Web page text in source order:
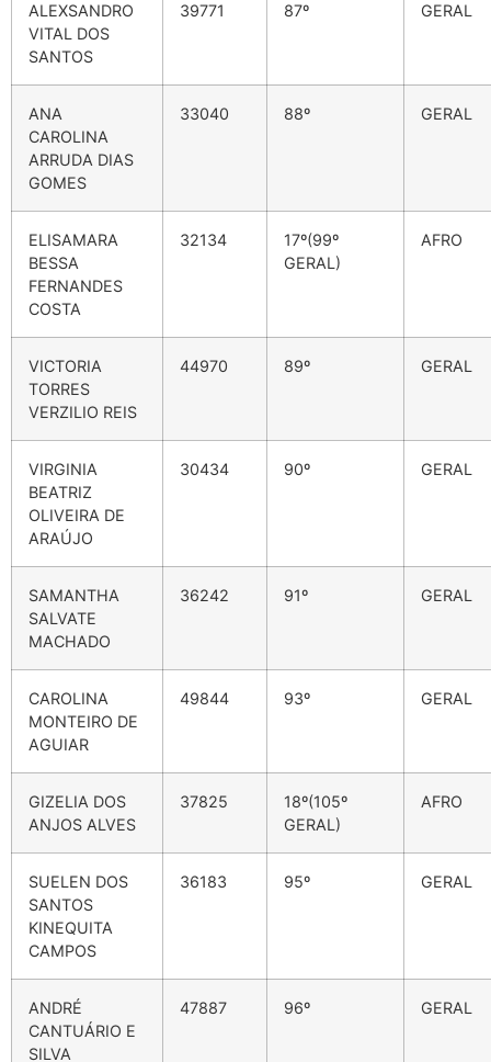
ALEXSANDRO
VITAL DOS
SANTOS
39771 87º GERAL
ANA
CAROLINA
ARRUDA DIAS
GOMES
33040 88º GERAL
ELISAMARA
BESSA
FERNANDES
COSTA
32134
17º(99º
GERAL)
AFRO
VICTORIA
TORRES
VERZILIO REIS
44970 89º GERAL
VIRGINIA
BEATRIZ
OLIVEIRA DE
ARAÚJO
30434 90º GERAL
SAMANTHA
SALVATE
MACHADO
36242 91º GERAL
CAROLINA
MONTEIRO DE
AGUIAR
49844 93º GERAL
GIZELIA DOS
ANJOS ALVES
37825
18º(105º
GERAL)
AFRO
SUELEN DOS
SANTOS
KINEQUITA
CAMPOS
36183 95º GERAL
ANDRÉ
CANTUÁRIO E
SILVA
47887 96º GERAL